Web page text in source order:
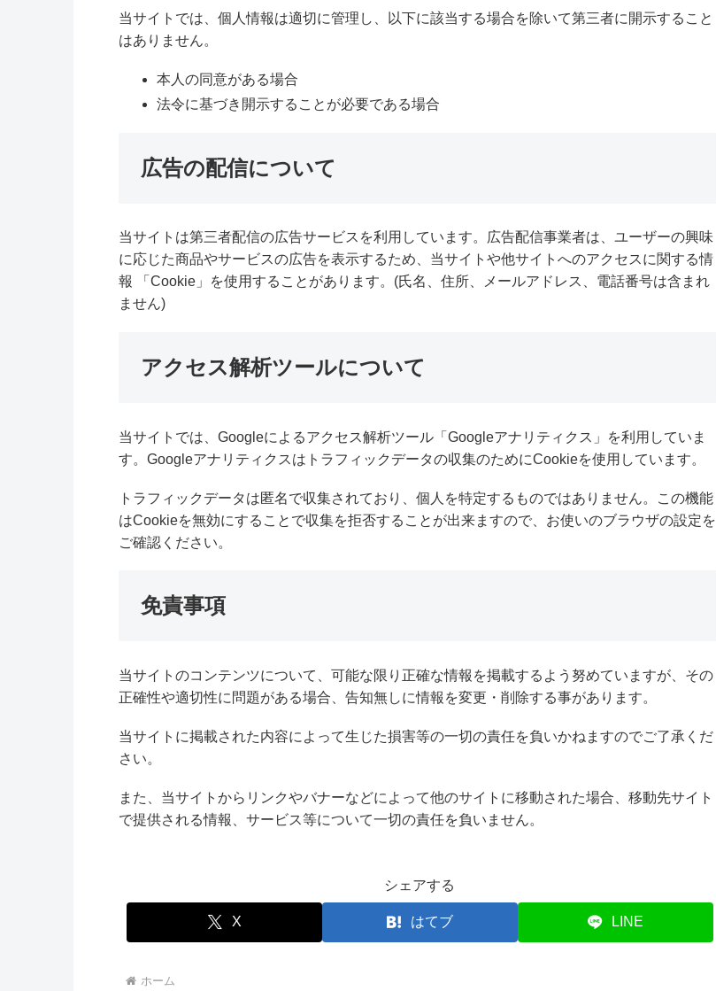
当サイトでは、個人情報は適切に管理し、以下に該当する場合を除いて第三者に開示すること
はありません。
本人の同意がある場合
法令に基づき開示することが必要である場合
広告の配信について
当サイトは第三者配信の広告サービスを利用しています。広告配信事業者は、ユーザーの興味
に応じた商品やサービスの広告を表示するため、当サイトや他サイトへのアクセスに関する情
報 「Cookie」を使用することがあります。(氏名、住所、メールアドレス、電話番号は含まれ
ません)
アクセス解析ツールについて
当サイトでは、Googleによるアクセス解析ツール「Googleアナリティクス」を利用していま
す。Googleアナリティクスはトラフィックデータの収集のためにCookieを使用しています。
トラフィックデータは匿名で収集されており、個人を特定するものではありません。この機能
はCookieを無効にすることで収集を拒否することが出来ますので、お使いのブラウザの設定を
ご確認ください。
免責事項
当サイトのコンテンツについて、可能な限り正確な情報を掲載するよう努めていますが、その
正確性や適切性に問題がある場合、告知無しに情報を変更・削除する事があります。
当サイトに掲載された内容によって生じた損害等の一切の責任を負いかねますのでご了承くだ
さい。
また、当サイトからリンクやバナーなどによって他のサイトに移動された場合、移動先サイト
で提供される情報、サービス等について一切の責任を負いません。
シェアする
X はてブ LINE
ホーム